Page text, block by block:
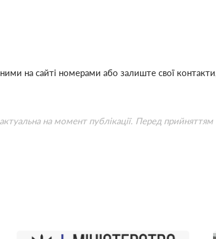
на сайті номерами або залиште свої
на момент публікації. Перед